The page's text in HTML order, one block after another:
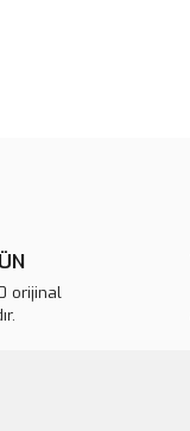
orijinal